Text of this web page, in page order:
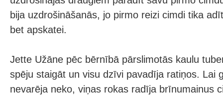
bija uzdrošināšanās, jo pirmo reizi cimdi tika
bet apskatei.
Jette Užāne pēc bērnībā pārslimotās kaulu
spēju staigāt un visu dzīvi pavadīja ratiņos. Lai
nevarēja neko, viņas rokas radīja brīnumainus